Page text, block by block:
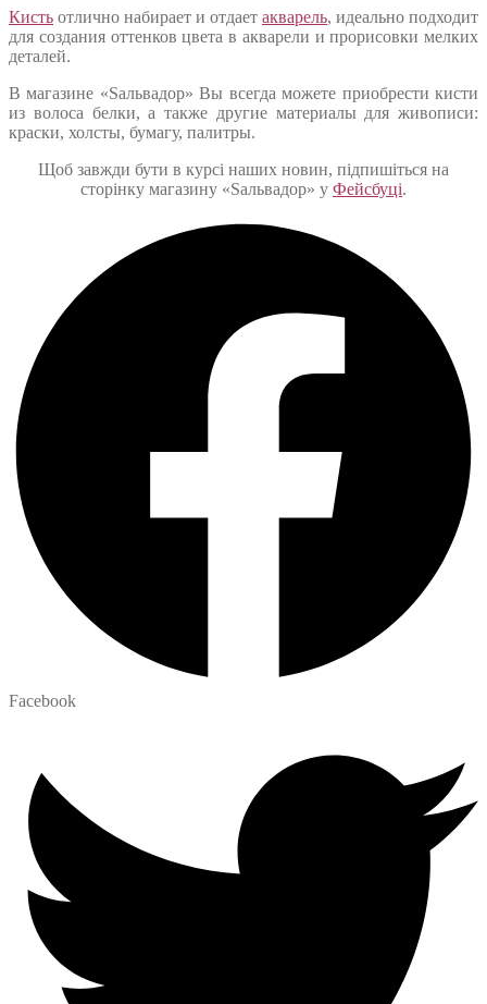
Кисть отлично набирает и отдает акварель, идеально подходит
для создания оттенков цвета в акварели и прорисовки мелких
деталей.
В магазине «Sальвадор» Вы всегда можете приобрести кисти
из волоса белки, а также другие материалы для живописи:
краски, холсты, бумагу, палитры.
Щоб завжди бути в курсі наших новин, підпишіться на
сторінку магазину «Sальвадор» у Фейсбуці.
Facebook